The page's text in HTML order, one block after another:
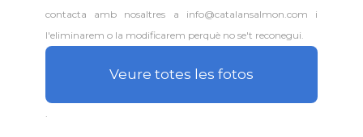
contacta amb nosaltres a info@catalansalmon.com i
l'eliminarem o la modificarem perquè no se't reconegui.
Veure totes les fotos